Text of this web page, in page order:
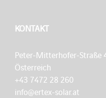
KONTAKT
Peter-Mitterhofer-Straße
Österreich
+43 7472 28 260
info@ertex-solar.at